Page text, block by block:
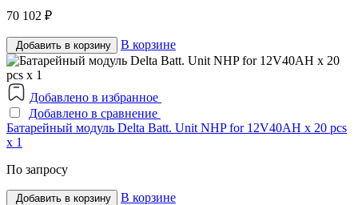
70 102 ₽
Добавить в корзину В корзине
Добавлено в избранное
Добавлено в сравнение
Батарейный модуль Delta Batt. Unit NHP for 12V40AH x 20 pcs
x 1
По запросу
Добавить в корзину В корзине